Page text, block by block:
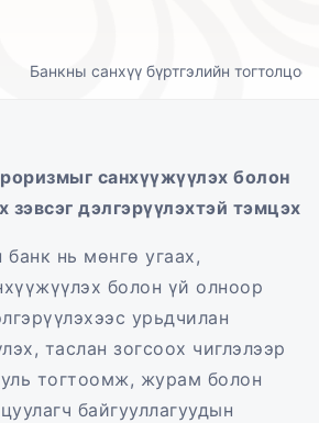
Банкны санхүү бүртгэлийн тогтолцоо
санхүүжүүлэх болон
зэвсэг дэлгэрүүлэхтэй тэмцэх
нь мөнгө угаах,
болон үй олноор
урьдчилан
таслан зогсоох чиглэлээр
тогтоомж, журам болон
байгууллагуудын